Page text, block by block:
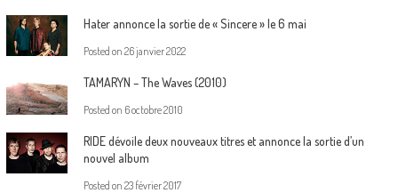
Hater annonce la sortie de « Sincere » le 6 mai
Posted on 26 janvier 2022
TAMARYN – The Waves (2010)
Posted on 6 octobre 2010
RIDE dévoile deux nouveaux titres et annonce la sortie d’un
nouvel album
Posted on 23 février 2017